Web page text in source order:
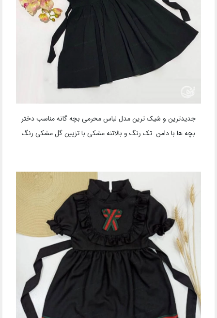
جدیدترین و شیک ترین مدل لباس محرمی بچه گانه مناسب دختر
بچه ها با دامن تک رنگ و بالاتنه مشکی با تزیین گل مشکی رنگ